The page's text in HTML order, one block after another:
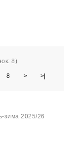
8)
8 > >|
зима 2025/26